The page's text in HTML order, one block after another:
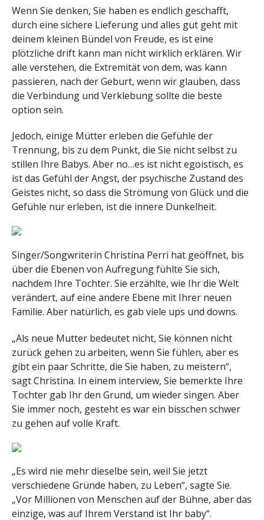
Wenn Sie denken, Sie haben es endlich geschafft,
durch eine sichere Lieferung und alles gut geht mit
deinem kleinen Bündel von Freude, es ist eine
plötzliche drift kann man nicht wirklich erklären. Wir
alle verstehen, die Extremität von dem, was kann
passieren, nach der Geburt, wenn wir glauben, dass
die Verbindung und Verklebung sollte die beste
option sein.
Jedoch, einige Mütter erleben die Gefühle der
Trennung, bis zu dem Punkt, die Sie nicht selbst zu
stillen Ihre Babys. Aber no…es ist nicht egoistisch, es
ist das Gefühl der Angst, der psychische Zustand des
Geistes nicht, so dass die Strömung von Glück und die
Gefühle nur erleben, ist die innere Dunkelheit.
Singer/Songwriterin Christina Perri hat geöffnet, bis
über die Ebenen von Aufregung fühlte Sie sich,
nachdem Ihre Tochter. Sie erzählte, wie Ihr die Welt
verändert, auf eine andere Ebene mit Ihrer neuen
Familie. Aber natürlich, es gab viele ups und downs.
„Als neue Mutter bedeutet nicht, Sie können nicht
zurück gehen zu arbeiten, wenn Sie fühlen, aber es
gibt ein paar Schritte, die Sie haben, zu meistern“,
sagt Christina. In einem interview, Sie bemerkte Ihre
Tochter gab Ihr den Grund, um wieder singen. Aber
Sie immer noch, gesteht es war ein bisschen schwer
zu gehen auf volle Kraft.
„Es wird nie mehr dieselbe sein, weil Sie jetzt
verschiedene Gründe haben, zu Leben“, sagte Sie.
„Vor Millionen von Menschen auf der Bühne, aber das
einzige, was auf Ihrem Verstand ist Ihr baby“.